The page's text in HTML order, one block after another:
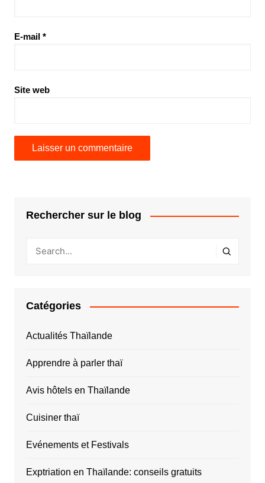
E-mail *
Site web
Rechercher sur le blog
Catégories
Actualités Thaïlande
Apprendre à parler thaï
Avis hôtels en Thaïlande
Cuisiner thaï
Evénements et Festivals
Exptriation en Thaïlande: conseils gratuits